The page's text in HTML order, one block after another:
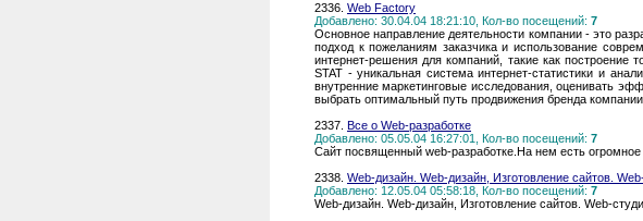
2336. Web Factory
Добавлено: 30.04.04 18:21:10, Кол-во посещений: 7
Основное направление деятельности компании - это
подход к пожеланиям заказчика и использование
интернет-решения для компаний, такие как построение
STAT - уникальная система интернет-статистики и
внутренние маркетинговые исследования, оценивать
выбрать оптимальный путь продвижения бренда компании
2337. Все о Web-разработке
Добавлено: 05.05.04 16:27:01, Кол-во посещений: 7
Сайт посвященный web-разработке.На нем есть
2338. Web-дизайн. Web-дизайн, Изготовление сайтов.
Добавлено: 12.05.04 05:58:18, Кол-во посещений: 7
Web-дизайн. Web-дизайн, Изготовление сайтов. Web-